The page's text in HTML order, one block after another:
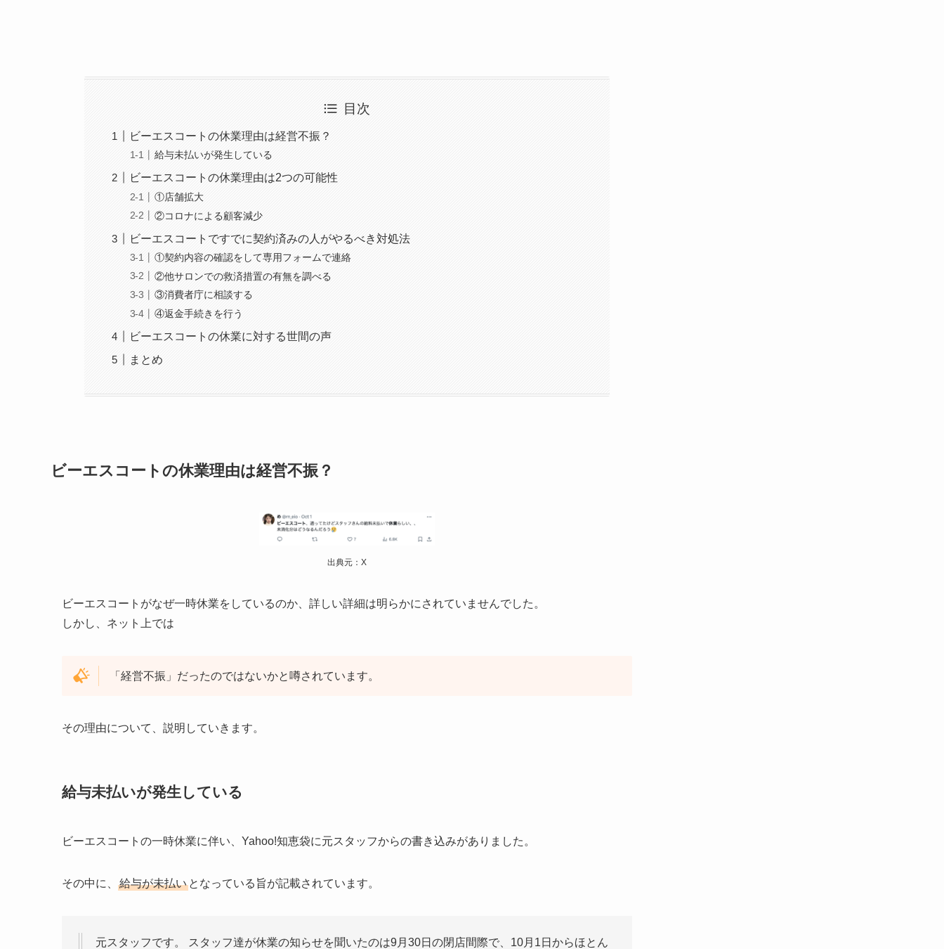
目次
ビーエスコートの休業理由は経営不振？
給与未払いが発生している
ビーエスコートの休業理由は2つの可能性
①店舗拡大
②コロナによる顧客減少
ビーエスコートですでに契約済みの人がやるべき対処法
①契約内容の確認をして専用フォームで連絡
②他サロンでの救済措置の有無を調べる
③消費者庁に相談する
④返金手続きを行う
ビーエスコートの休業に対する世間の声
まとめ
ビーエスコートの休業理由は経営不振？
出典元：X
ビーエスコートがなぜ一時休業をしているのか、詳しい詳細は明らかにされていませんでした。
しかし、ネット上では
「経営不振」だったのではないかと噂されています。
その理由について、説明していきます。
給与未払いが発生している
ビーエスコートの一時休業に伴い、Yahoo!知恵袋に元スタッフからの書き込みがありました。
その中に、 給与が未払い となっている旨が記載されています。
元スタッフです。 スタッフ達が休業の知らせを聞いたのは9月30日の閉店間際で、10月1日からほとん